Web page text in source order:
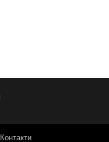
Контакти